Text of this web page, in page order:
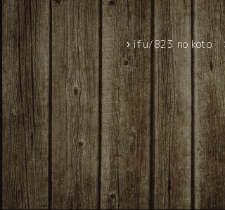
ifu/823 no koto